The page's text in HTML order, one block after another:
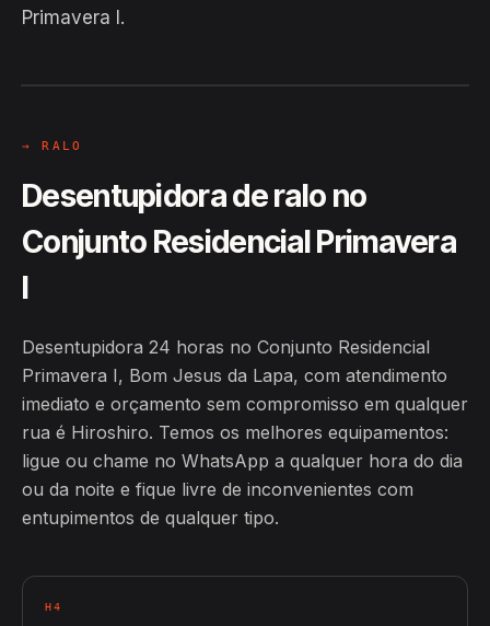
Primavera I.
Hiroshiro · Conjunto Residencial
→ RALO
Desentupidora de ralo no
Conjunto Residencial Primavera
I
Desentupidora 24 horas no Conjunto Residencial
Primavera I, Bom Jesus da Lapa, com atendimento
imediato e orçamento sem compromisso em qualquer
rua é Hiroshiro. Temos os melhores equipamentos:
ligue ou chame no WhatsApp a qualquer hora do dia
ou da noite e fique livre de inconvenientes com
entupimentos de qualquer tipo.
H4